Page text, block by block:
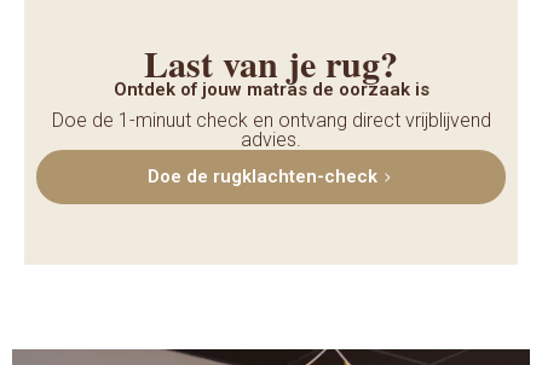
Last van je rug?
Ontdek of jouw matras de oorzaak is
Doe de 1-minuut check en ontvang direct vrijblijvend
advies.
Doe de rugklachten-check